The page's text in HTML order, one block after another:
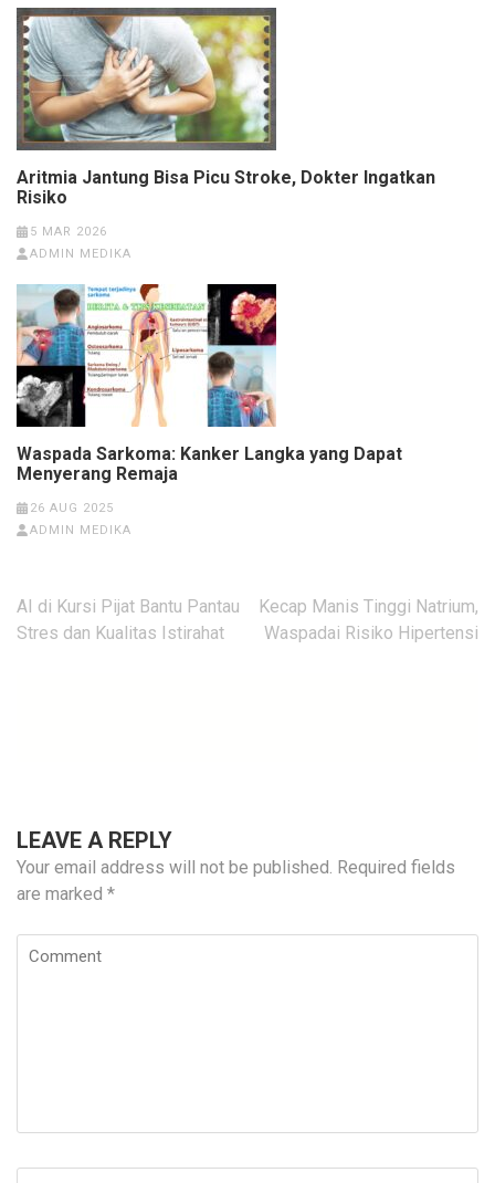
Aritmia Jantung Bisa Picu Stroke, Dokter Ingatkan
Risiko
5 MAR 2026
ADMIN MEDIKA
Waspada Sarkoma: Kanker Langka yang Dapat
Menyerang Remaja
26 AUG 2025
ADMIN MEDIKA
Post
navigation
AI di Kursi Pijat Bantu Pantau
Stres dan Kualitas Istirahat
Kecap Manis Tinggi Natrium,
Waspadai Risiko Hipertensi
LEAVE A REPLY
Your email address will not be published. Required fields
are marked *
Comment